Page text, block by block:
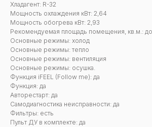
Хладагент: R-32
Мощность охлаждения кВт: 2,64
Мощность обогрева кВт: 2,93
Рекомендуемая площадь помещения, кв.м.:
Основные режимы: холод
Основные режимы: тепло
Основные режимы: вентиляция
Основные режимы: осушка.
Функция iFEEL (Follow me): да
Функция: да
Авторестарт: да
Самодиагностика неисправности: да
Фильтры: есть
Пульт ДУ в комплекте: да